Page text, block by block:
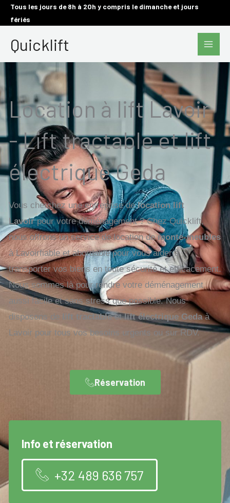
AllerTous les jours de 8h à 20h y compris le dimanche et jours
fériés
Quicklift
Main
Location à lift Lavoir
- Lift tractable et lift
électrique Geda
Vous cherchez une entreprise delocation lift
Lavoirpour votre déménagement ? Chez Quicklift,
nous offrons un service de location demonte-meubles
à Lavoirfiable et abordable pour vous aider à
transporter vos biens en toute sécurité et efficacement.
Nous sommes là pour rendre votre déménagement
aussi facile et sans stress que possible. Nous
disposons de
lift tractableetlift électrique Gedaà
Lavoir pour tous vos besoins urgents ou sur RDV.
Réservation
Info et réservation
+32 489 636 757